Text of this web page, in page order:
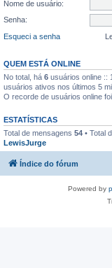
Nome de usuário:
Senha:
Esqueci a senha
QUEM ESTÁ ONLINE
No total, há 6 usuários online ::
usuários ativos nos últimos 5
O recorde de usuários online
ESTATÍSTICAS
Total de mensagens 54 • Total
LewisJurge
Índice do fórum
Powered by